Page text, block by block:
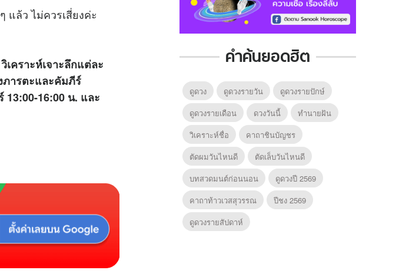
e
แล้ว ไม่ควรเสี่ยงค่ะ
เคราะห์เจาะลึกแต่ละ
ารตะและคัมภีร์
13:00-16:00 น. และ
คำค้นยอดฮิต
ดูดวง ดูดวงรายวัน
ดูดวงรายปักษ์
ดูดวงรายเดือน
ดวงวันนี้
ทํานายฝัน
วิเคราะห์ชื่อ
คาถาชินบัญชร
ตัดผมวันไหนดี
ตัดเล็บวันไหนดี
บทสวดมนต์ก่อนนอน
ดูดวงปี 2569
คาถาท้าวเวสสุวรรณ
ปีชง 2569
ดูดวงรายสัปดาห์